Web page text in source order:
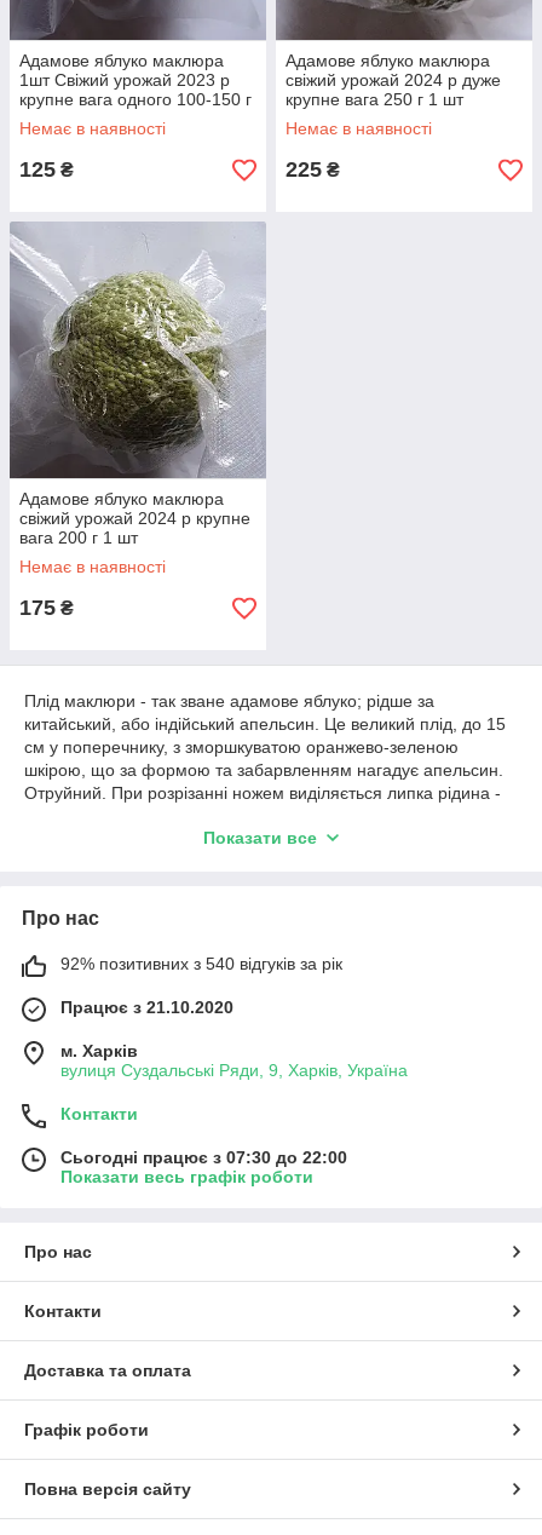
Адамове яблуко маклюра
1шт Свіжий урожай 2023 р
крупне вага одного 100-150 г
Немає в наявності
125 ₴
Адамове яблуко маклюра
свіжий урожай 2024 р дуже
крупне вага 250 г 1 шт
Немає в наявності
225 ₴
Адамове яблуко маклюра
свіжий урожай 2024 р крупне
вага 200 г 1 шт
Немає в наявності
175 ₴
Плід маклюри - так зване адамове яблуко; рідше за
китайський, або індійський апельсин. Це великий плід, до 15
см у поперечнику, з зморшкуватою оранжево-зеленою
шкірою, що за формою та забарвленням нагадує апельсин.
Отруйний. При розрізанні ножем виділяється липка рідина -
Показати все
Про нас
92% позитивних з 540 відгуків за рік
Працює з 21.10.2020
м. Харків
вулиця Суздальські Ряди, 9, Харків, Україна
Контакти
Сьогодні працює з 07:30 до 22:00
Показати весь графік роботи
Про нас
Контакти
Доставка та оплата
Графік роботи
Повна версія сайту